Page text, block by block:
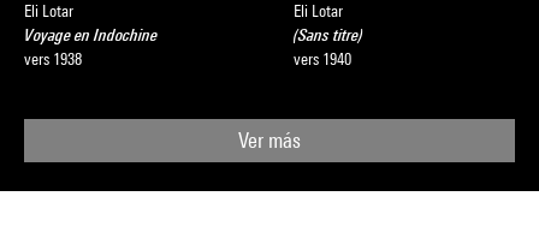
Eli Lotar
Voyage en Indochine
vers 1938
Eli Lotar
(Sans titre)
vers 1940
Ver más